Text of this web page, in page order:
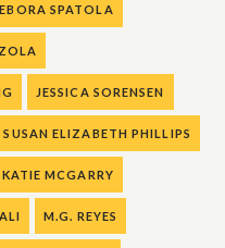
SPATOLA
JESSICA SORENSEN
SUSAN ELIZABETH PHILLIPS
KATIE MCGARRY
M.G. REYES